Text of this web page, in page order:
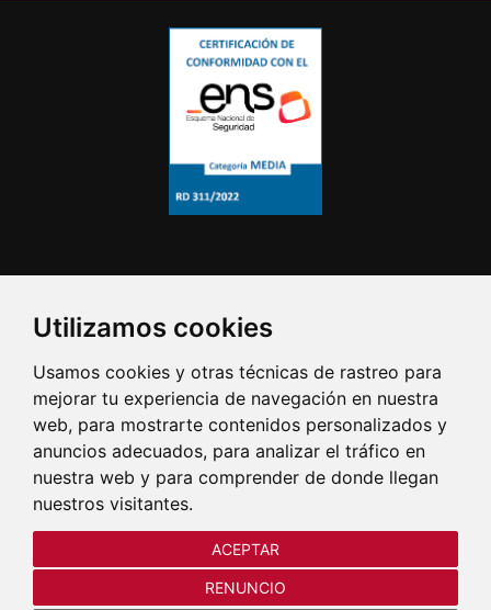
Utilizamos cookies
Usamos cookies y otras técnicas de rastreo para
mejorar tu experiencia de navegación en nuestra
web, para mostrarte contenidos personalizados y
anuncios adecuados, para analizar el tráfico en
nuestra web y para comprender de donde llegan
nuestros visitantes.
ACEPTAR
RENUNCIO